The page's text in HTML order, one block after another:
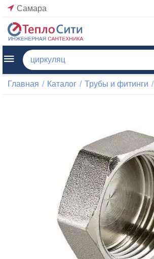
Самара
Главная / Каталог / Трубы и фитинги /